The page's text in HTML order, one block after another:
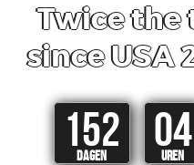
Twice the
since USA
152
DAGEN
04
UREN